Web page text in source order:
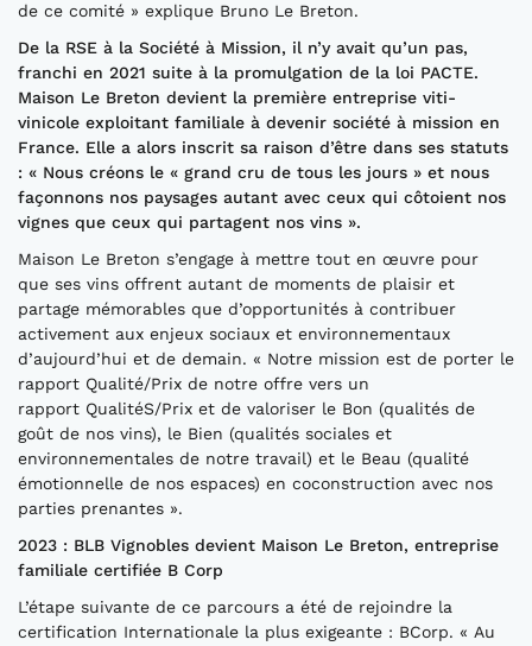
de ce comité » explique Bruno Le Breton.
De la RSE à la Société à Mission, il n’y avait qu’un pas,
franchi en 2021 suite à la promulgation de la loi PACTE.
Maison Le Breton devient la première entreprise viti-
vinicole exploitant familiale à devenir société à mission en
France. Elle a alors inscrit sa raison d’être dans ses statuts
: « Nous créons le « grand cru de tous les jours » et nous
façonnons nos paysages autant avec ceux qui côtoient nos
vignes que ceux qui partagent nos vins ».
Maison Le Breton s’engage à mettre tout en œuvre pour
que ses vins offrent autant de moments de plaisir et
partage mémorables que d’opportunités à contribuer
activement aux enjeux sociaux et environnementaux
d’aujourd’hui et de demain. « Notre mission est de porter le
rapport Qualité/Prix de notre offre vers un
rapport QualitéS/Prix et de valoriser le Bon (qualités de
goût de nos vins), le Bien (qualités sociales et
environnementales de notre travail) et le Beau (qualité
émotionnelle de nos espaces) en coconstruction avec nos
parties prenantes ».
2023 : BLB Vignobles devient Maison Le Breton, entreprise
familiale certifiée B Corp
L’étape suivante de ce parcours a été de rejoindre la
certification Internationale la plus exigeante : BCorp. « Au